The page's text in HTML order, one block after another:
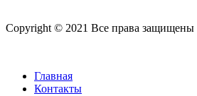
Copyright © 2021 Все права защищены
Главная
Контакты